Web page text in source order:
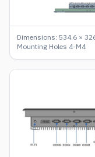
Dimensions: 534.6 ×
Mounting Holes 4-M4